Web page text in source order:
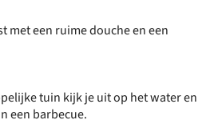
met een ruime douche en een
tuin kijk je uit op het water en
een barbecue.